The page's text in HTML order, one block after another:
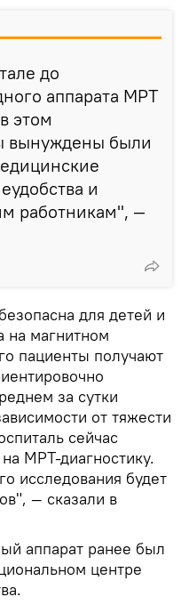
до
аппарата МРТ
этом
вынуждены были
и
работникам", —
для детей и
на магнитном
пациенты получают
за сутки
от тяжести
сейчас
МРТ-диагностику.
исследования будет
— сказали в
аппарат ранее был
центре